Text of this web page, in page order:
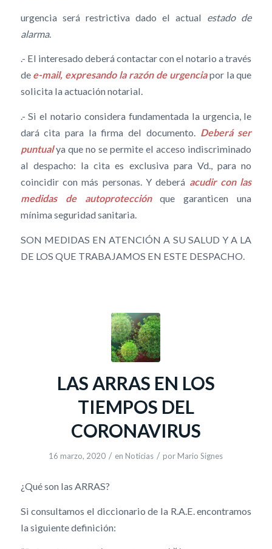
urgencia será restrictiva dado el actual estado de
alarma.
.- El interesado deberá contactar con el notario a través
de e-mail, expresando la razón de urgenciapor la que
solicita la actuación notarial.
.- Si el notario considera fundamentada la urgencia, le
dará cita para la firma del documento. Deberá ser
puntualya que no se permite el acceso indiscriminado
al despacho: la cita es exclusiva para Vd., para no
coincidir con más personas. Y deberá acudir con las
medidas de autoprotecciónque garanticen una
mínima seguridad sanitaria.
SON MEDIDAS EN ATENCIÓN A SU SALUD Y A LA
DE LOS QUE TRABAJAMOS EN ESTE DESPACHO.
LAS ARRAS EN LOS
TIEMPOS DEL
CORONAVIRUS
16 marzo, 2020 / en Noticias / por Mario Signes
¿Qué son las ARRAS?
Si consultamos el diccionario de la R.A.E. encontramos
la siguiente definición: